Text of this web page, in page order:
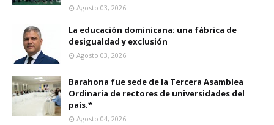
Agosto 03, 2026
La educación dominicana: una fábrica de
desigualdad y exclusión
Agosto 03, 2026
Barahona fue sede de la Tercera Asamblea
Ordinaria de rectores de universidades del
país.*
Agosto 04, 2026